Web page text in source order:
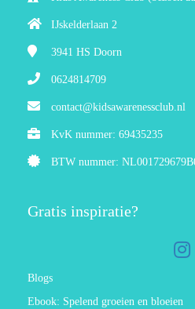
IJskelderlaan 2
3941 HS Doorn
0624814709
contact@kidsawarenessclub.nl
KvK nummer: 69435235
BTW nummer:
Gratis inspiratie?
Blogs
Ebook: Spelend groeien en bloeien